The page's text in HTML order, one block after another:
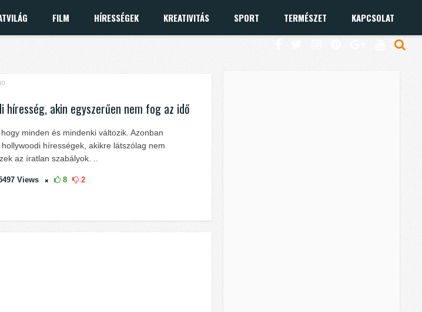
FILM HÍRESSÉGEK KREATIVITÁS SPORT TERMÉSZET KAPCSOLAT
híresség, akin egyszerűen nem fog az idő
minden és mindenki változik. Azonban
hírességek, akikre látszólag nem
az íratlan szabályok. ..
Views 8 2